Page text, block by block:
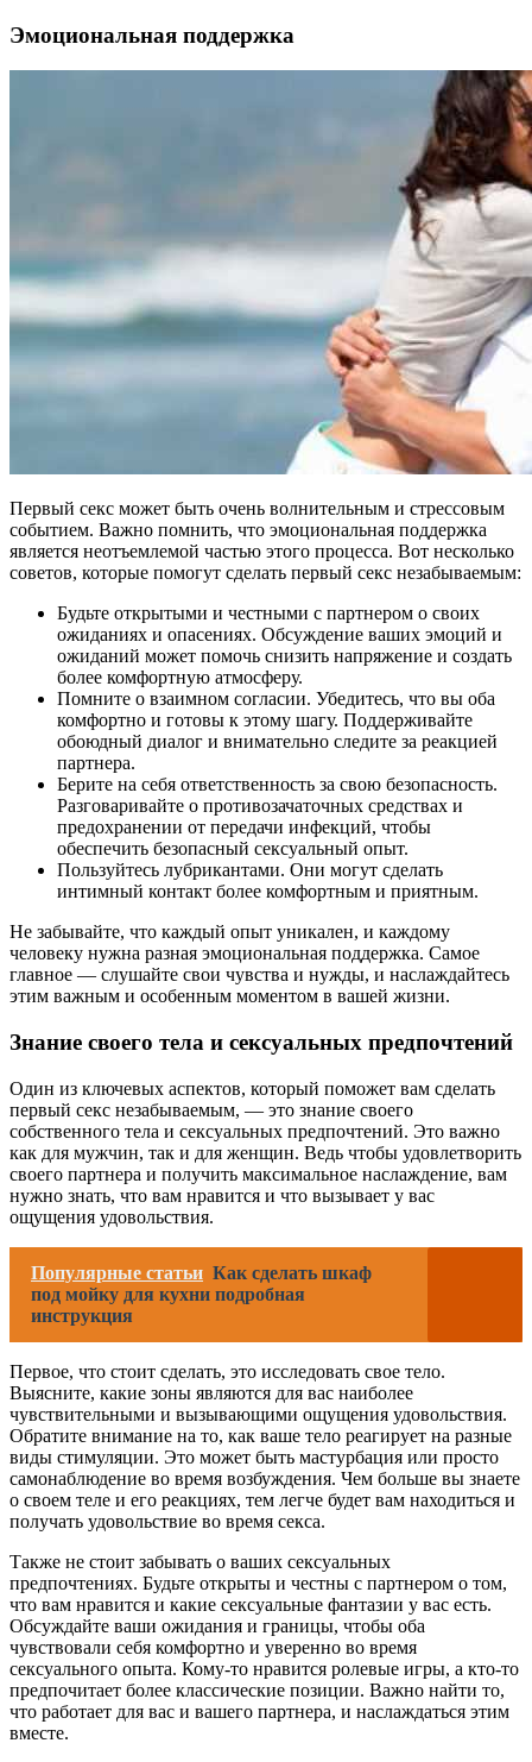
Эмоциональная поддержка
Первый секс может быть очень волнительным и стрессовым
событием. Важно помнить, что эмоциональная поддержка
является неотъемлемой частью этого процесса. Вот несколько
советов, которые помогут сделать первый секс незабываемым:
Будьте открытыми и честными с партнером о своих
ожиданиях и опасениях. Обсуждение ваших эмоций и
ожиданий может помочь снизить напряжение и создать
более комфортную атмосферу.
Помните о взаимном согласии. Убедитесь, что вы оба
комфортно и готовы к этому шагу. Поддерживайте
обоюдный диалог и внимательно следите за реакцией
партнера.
Берите на себя ответственность за свою безопасность.
Разговаривайте о противозачаточных средствах и
предохранении от передачи инфекций, чтобы
обеспечить безопасный сексуальный опыт.
Пользуйтесь лубрикантами. Они могут сделать
интимный контакт более комфортным и приятным.
Не забывайте, что каждый опыт уникален, и каждому
человеку нужна разная эмоциональная поддержка. Самое
главное — слушайте свои чувства и нужды, и наслаждайтесь
этим важным и особенным моментом в вашей жизни.
Знание своего тела и сексуальных предпочтений
Один из ключевых аспектов, который поможет вам сделать
первый секс незабываемым, — это знание своего
собственного тела и сексуальных предпочтений. Это важно
как для мужчин, так и для женщин. Ведь чтобы удовлетворить
своего партнера и получить максимальное наслаждение, вам
нужно знать, что вам нравится и что вызывает у вас
ощущения удовольствия.
Популярные статьи Как сделать шкаф
под мойку для кухни подробная
инструкция
Первое, что стоит сделать, это исследовать свое тело.
Выясните, какие зоны являются для вас наиболее
чувствительными и вызывающими ощущения удовольствия.
Обратите внимание на то, как ваше тело реагирует на разные
виды стимуляции. Это может быть мастурбация или просто
самонаблюдение во время возбуждения. Чем больше вы знаете
о своем теле и его реакциях, тем легче будет вам находиться и
получать удовольствие во время секса.
Также не стоит забывать о ваших сексуальных
предпочтениях. Будьте открыты и честны с партнером о том,
что вам нравится и какие сексуальные фантазии у вас есть.
Обсуждайте ваши ожидания и границы, чтобы оба
чувствовали себя комфортно и уверенно во время
сексуального опыта. Кому-то нравится ролевые игры, а кто-то
предпочитает более классические позиции. Важно найти то,
что работает для вас и вашего партнера, и наслаждаться этим
вместе.